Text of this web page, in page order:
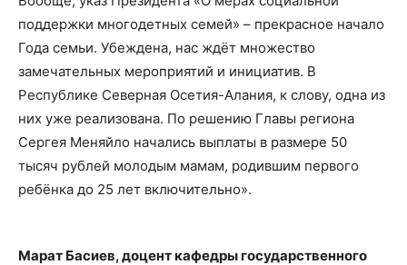
поддержки многодетных семей» – прекрасное начало
Года семьи. Убеждена, нас ждёт множество
замечательных мероприятий и инициатив. В
Республике Северная Осетия-Алания, к слову, одна из
них уже реализована. По решению Главы региона
Сергея Меняйло начались выплаты в размере 50
тысяч рублей молодым мамам, родившим первого
ребёнка до 25 лет включительно».
Марат Басиев, доцент кафедры государственного